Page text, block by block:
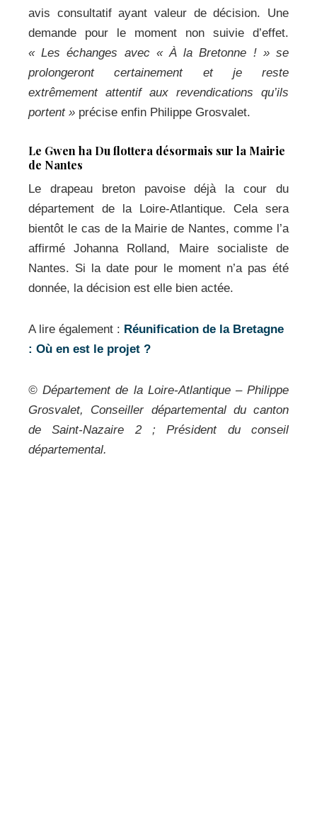
avis consultatif ayant valeur de décision. Une
demande pour le moment non suivie d’effet.
« Les échanges avec « À la Bretonne ! » se
prolongeront certainement et je reste
extrêmement attentif aux revendications qu’ils
portent » précise enfin Philippe Grosvalet.
Le Gwen ha Du flottera désormais sur la Mairie
de Nantes
Le drapeau breton pavoise déjà la cour du
département de la Loire-Atlantique. Cela sera
bientôt le cas de la Mairie de Nantes, comme l’a
affirmé Johanna Rolland, Maire socialiste de
Nantes. Si la date pour le moment n’a pas été
donnée, la décision est elle bien actée.
A lire également : Réunification de la Bretagne
: Où en est le projet ?
© Département de la Loire-Atlantique – Philippe
Grosvalet, Conseiller départemental du canton
de Saint-Nazaire 2 ; Président du conseil
départemental.